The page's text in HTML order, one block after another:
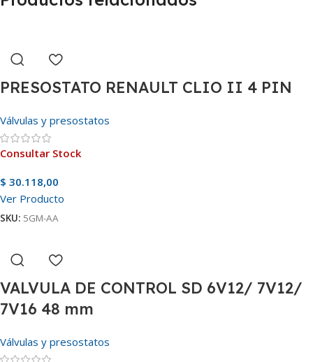
PRESOSTATO RENAULT CLIO II 4 PIN
Válvulas y presostatos
Consultar Stock
$ 30.118,00
Ver Producto
SKU: 5GM-AA
VALVULA DE CONTROL SD 6V12/ 7V12/
7V16 48 mm
Válvulas y presostatos